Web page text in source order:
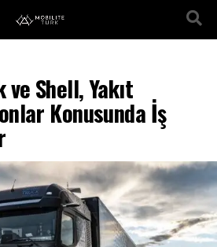
Shell, Yakıt
Konusunda İş